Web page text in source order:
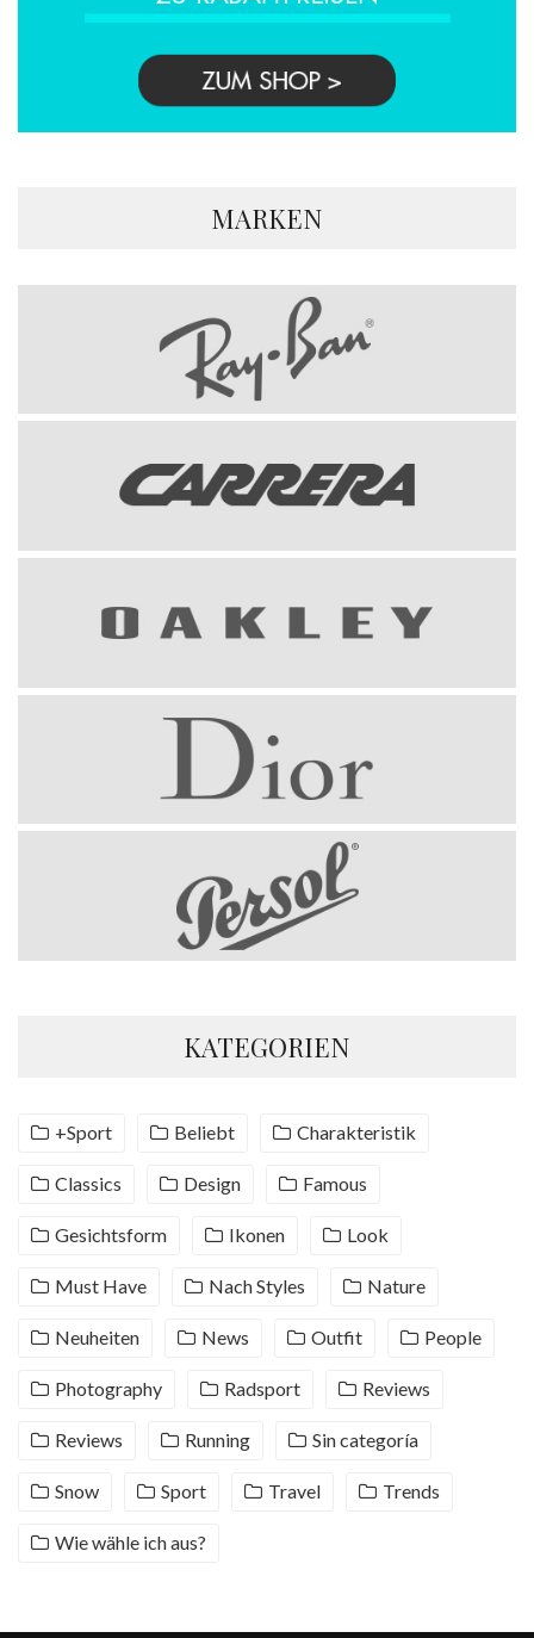
MARKEN
KATEGORIEN
+Sport Beliebt Charakteristik
Classics Design Famous
Gesichtsform Ikonen Look
Must Have Nach Styles Nature
Neuheiten News Outfit People
Photography Radsport Reviews
Reviews Running Sin categoría
Snow Sport Travel Trends
Wie wähle ich aus?